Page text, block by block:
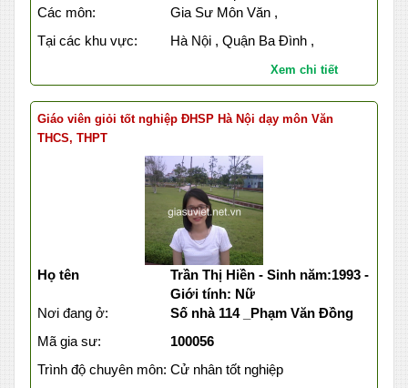
Các môn:
Gia Sư Môn Văn ,
Tại các khu vực:
Hà Nội , Quận Ba Đình ,
Xem chi tiết
Giáo viên giỏi tốt nghiệp ĐHSP Hà Nội dạy môn Văn
THCS, THPT
Họ tên
Trần Thị Hiền - Sinh năm:1993 -
Giới tính: Nữ
Nơi đang ở:
Số nhà 114 _Phạm Văn Đồng
Mã gia sư:
100056
Trình độ chuyên môn: Cử nhân tốt nghiệp